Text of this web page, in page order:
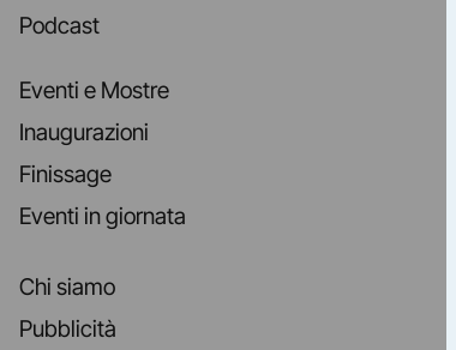
Podcast
Eventi e Mostre
Inaugurazioni
Finissage
Eventi in giornata
Chi siamo
Pubblicità